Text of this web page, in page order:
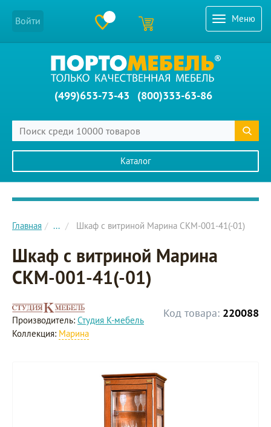
Меню
Войти
(499)653-73-43 (800)333-63-86
Каталог
Главное меню сайта
Главная ... Шкаф с витриной Марина СКМ-001-41(-01)
Шкаф с витриной Марина
СКМ-001-41(-01)
Код товара: 220088
Производитель: Студия К-мебель
Коллекция: Марина